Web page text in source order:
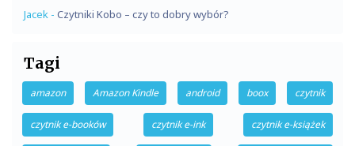
Jacek - Czytniki Kobo – czy to dobry wybór?
Tagi
amazon Amazon Kindle android boox czytnik
czytnik e-booków czytnik e-ink czytnik e-książek